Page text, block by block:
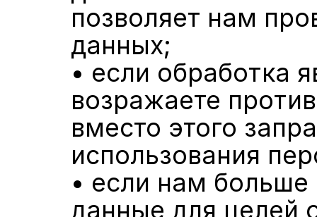
позволяет нам
данных;
• если обработка
возражаете
вместо этого
использования
• если нам
данные для целей